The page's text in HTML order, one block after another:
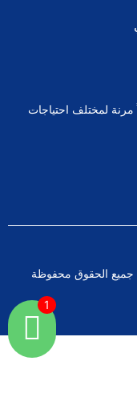
مرنة لمختلف احتياجات
© جميع الحقوق محفوظة